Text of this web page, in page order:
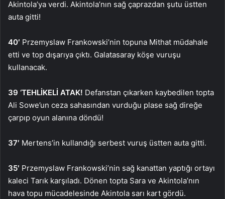
Akintola’ya verdi. Akintola’nın sağ çaprazdan şutu üstten
auta gitti!
40′ Przemyslaw Frankowski’nin topuna Mithat müdahale
etti ve top dışarıya çıktı. Galatasaray köşe vuruşu
kullanacak.
39 ‘TEHLİKELİ ATAK! Defanstan çıkarken kaybedilen topta
Ali Sowe’un ceza sahasından vurduğu plase sağ direğe
çarpıp oyun alanına döndü!
37′ Mertens’in kullandığı serbest vuruş üstten auta gitti.
35′ Przemyslaw Frankowski’nin sağ kanattan yaptığı ortayı
kaleci Tarık karşıladı. Dönen topta Sara ve Akintola’nın
hava topu mücadelesinde Akintola sarı kart gördü.